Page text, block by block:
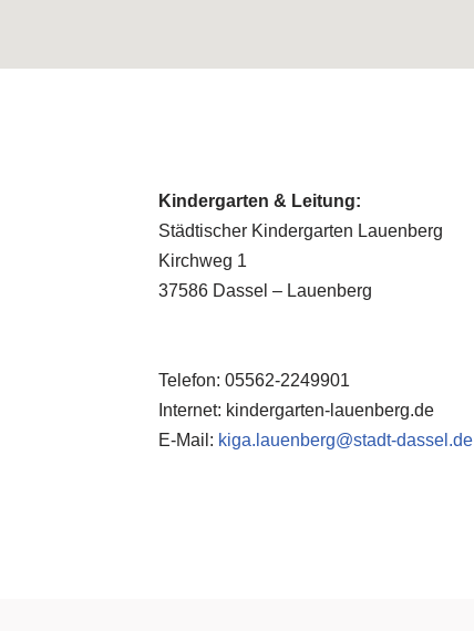
Kindergarten & Leitung:
Städtischer Kindergarten Lauenberg
Kirchweg 1
37586 Dassel – Lauenberg
Telefon: 05562-2249901
Internet: kindergarten-lauenberg.de
E-Mail: kiga.lauenberg@stadt-dassel.de